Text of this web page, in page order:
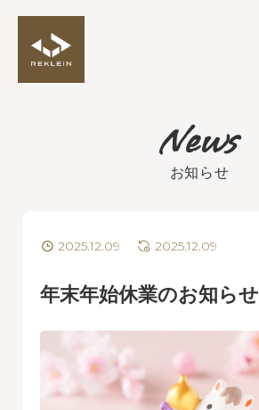
お知らせ
2025.12.09 2025.12.09
年末年始休業のお知らせ